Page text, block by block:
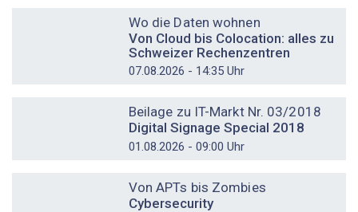
Wo die Daten wohnen
Von Cloud bis Colocation: alles zu
Schweizer Rechenzentren
07.08.2026 - 14:35 Uhr
Beilage zu IT-Markt Nr. 03/2018
Digital Signage Special 2018
01.08.2026 - 09:00 Uhr
Von APTs bis Zombies
Cybersecurity